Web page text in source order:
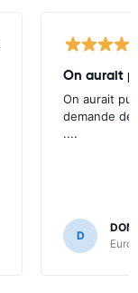
On aurait
On aurait pu
demande
....
D